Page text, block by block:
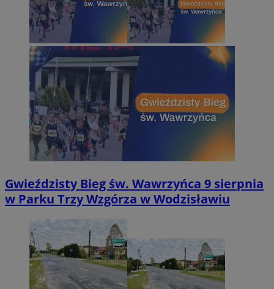
Gwieździsty Bieg św. Wawrzyńca 9 sierpnia
w Parku Trzy Wzgórza w Wodzisławiu